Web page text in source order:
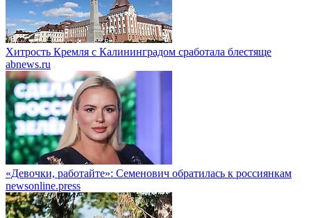
Хитрость Кремля с Калининградом сработала блестяще
abnews.ru
«Девочки, работайте»: Семенович обратилась к россиянкам
newsonline.press